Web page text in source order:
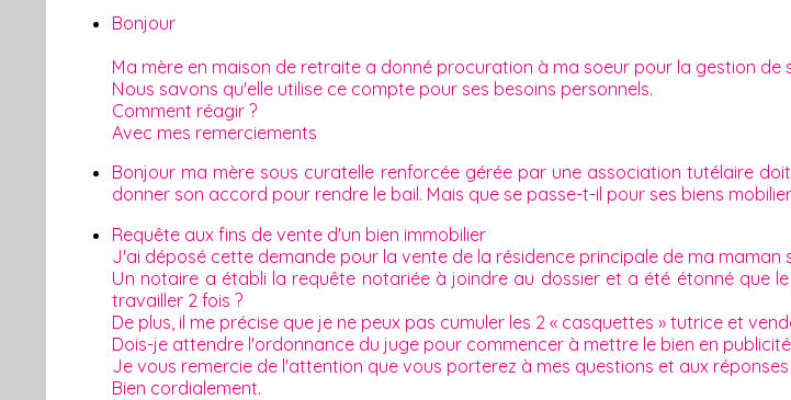
Bonjour
Ma mère en maison de retraite a donné procuration à ma soeur pour la gestion de
Nous savons qu'elle utilise ce compte pour ses besoins personnels.
Comment réagir ?
Avec mes remerciements
Bonjour ma mère sous curatelle renforcée gérée par une association tutélaire
donner son accord pour rendre le bail. Mais que se passe-t-il pour ses biens
Requête aux fins de vente d'un bien immobilier
J'ai déposé cette demande pour la vente de la résidence principale de ma maman
Un notaire a établi la requête notariée à joindre au dossier et a été étonné que
travailler 2 fois ?
De plus, il me précise que je ne peux pas cumuler les 2 « casquettes » tutrice et
Dois-je attendre l'ordonnance du juge pour commencer à mettre le bien en
Je vous remercie de l'attention que vous porterez à mes questions et aux
Bien cordialement.